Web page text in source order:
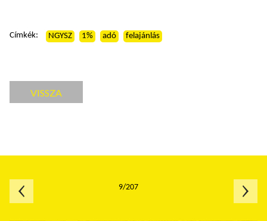
Címkék: NGYSZ 1% adó felajánlás
VISSZA
9/207